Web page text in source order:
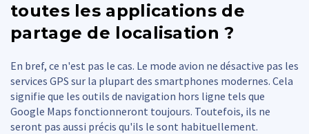
toutes les applications de
partage de localisation ?
En bref, ce n'est pas le cas. Le mode avion ne désactive pas les
services GPS sur la plupart des smartphones modernes. Cela
signifie que les outils de navigation hors ligne tels que
Google Maps fonctionneront toujours. Toutefois, ils ne
seront pas aussi précis qu'ils le sont habituellement.